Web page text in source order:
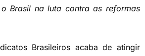
Brasil na luta contra as reformas
Brasileiros acaba de atingir